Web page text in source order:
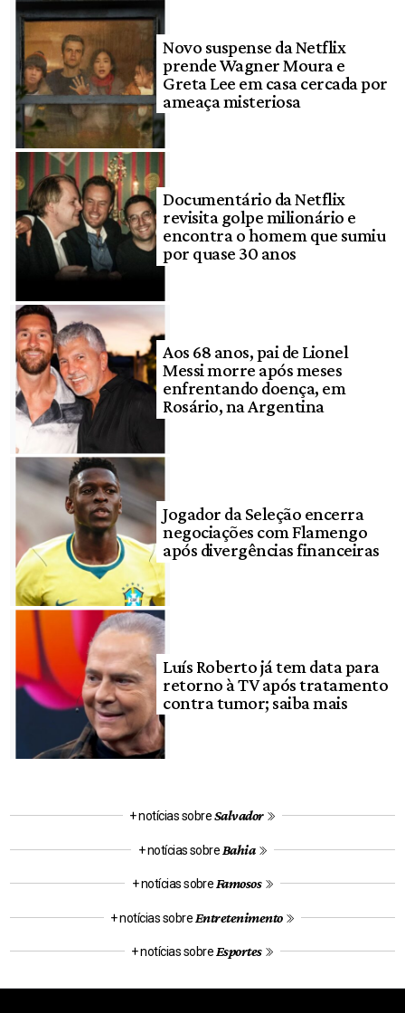
Novo suspense da Netflix
prende Wagner Moura e
Greta Lee em casa cercada por
ameaça misteriosa
Documentário da Netflix
revisita golpe milionário e
encontra o homem que sumiu
por quase 30 anos
Aos 68 anos, pai de Lionel
Messi morre após meses
enfrentando doença, em
Rosário, na Argentina
Jogador da Seleção encerra
negociações com Flamengo
após divergências financeiras
Luís Roberto já tem data para
retorno à TV após tratamento
contra tumor; saiba mais
+ notícias sobreSalvador
+ notícias sobre Bahia
+ notícias sobre Famosos
+ notícias sobre Entretenimento
+ notícias sobre Esportes